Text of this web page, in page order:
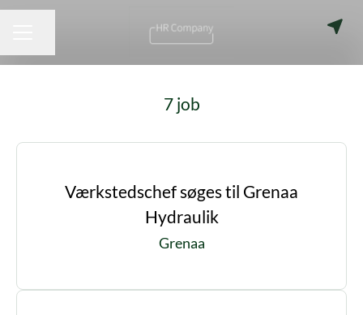
7 job
Værkstedschef søges til Grenaa
Hydraulik
Grenaa